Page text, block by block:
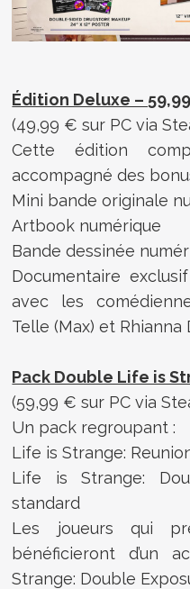
Édition Deluxe –
(49,99 € sur PC via
Cette édition
accompagné des
Mini bande originale
Artbook numérique
Bande dessinée
Documentaire
avec les
Telle (Max) et Rhianna
Pack Double Life is
(59,99 € sur PC via
Un pack regroupant :
Life is Strange:
Life is Strange:
standard
Les joueurs qui
bénéficieront d’un
Strange: Double